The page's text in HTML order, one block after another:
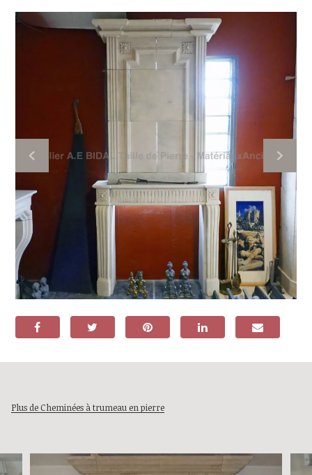
Plus de Cheminées à trumeau en pierre